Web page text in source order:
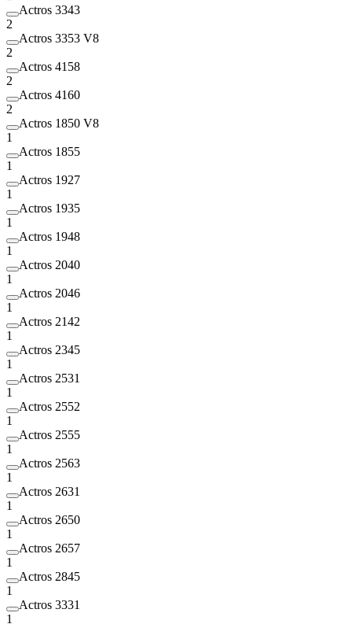
Actros 3343
2
Actros 3353 V8
2
Actros 4158
2
Actros 4160
2
Actros 1850 V8
1
Actros 1855
1
Actros 1927
1
Actros 1935
1
Actros 1948
1
Actros 2040
1
Actros 2046
1
Actros 2142
1
Actros 2345
1
Actros 2531
1
Actros 2552
1
Actros 2555
1
Actros 2563
1
Actros 2631
1
Actros 2650
1
Actros 2657
1
Actros 2845
1
Actros 3331
1